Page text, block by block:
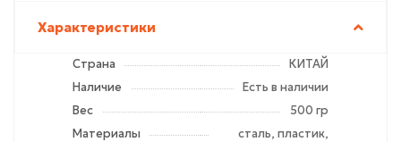
Характеристики
Страна
КИТАЙ
Наличие
Есть в наличии
Вес
500 гр
Материалы
сталь, пластик,